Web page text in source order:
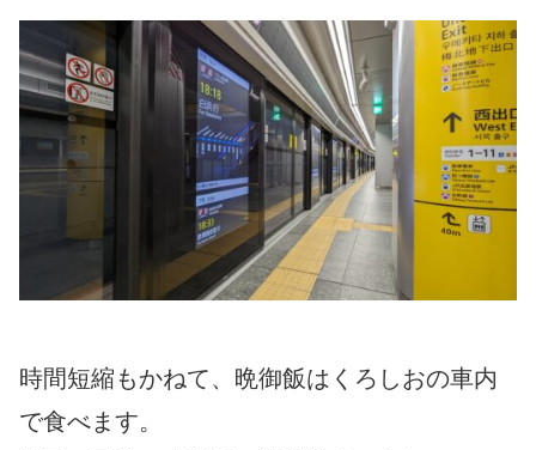
時間短縮もかねて、晩御飯はくろしおの車内
で食べます。